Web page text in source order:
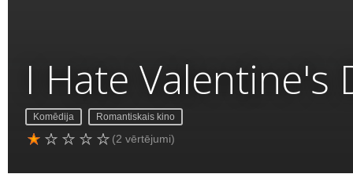
I Hate Valentine's
Komēdija Romantiskais kino
(2 vērtējumi)